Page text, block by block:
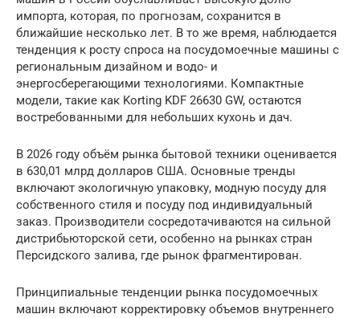
импорта, которая, по прогнозам, сохранится в
ближайшие несколько лет. В то же время, наблюдается
тенденция к росту спроса на посудомоечные машины с
региональным дизайном и водо- и
энергосберегающими технологиями. Компактные
модели, такие как Korting KDF 26630 GW, остаются
востребованными для небольших кухонь и дач.
В 2026 году объём рынка бытовой техники оценивается
в 630,01 млрд долларов США. Основные тренды
включают экологичную упаковку, модную посуду для
собственного стиля и посуду под индивидуальный
заказ. Производители сосредотачиваются на сильной
дистрибьюторской сети, особенно на рынках стран
Персидского залива, где рынок фрагментирован.
Принципиальные тенденции рынка посудомоечных
машин включают корректировку объемов внутреннего